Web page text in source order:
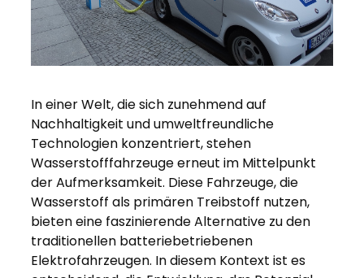
In einer Welt, die sich zunehmend auf
Nachhaltigkeit und umweltfreundliche
Technologien konzentriert, stehen
Wasserstofffahrzeuge erneut im Mittelpunkt
der Aufmerksamkeit. Diese Fahrzeuge, die
Wasserstoff als primären Treibstoff nutzen,
bieten eine faszinierende Alternative zu den
traditionellen batteriebetriebenen
Elektrofahrzeugen. In diesem Kontext ist es